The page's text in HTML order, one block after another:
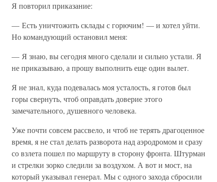
Я повторил приказание:
— Есть уничтожить склады с горючим! — и хотел уйти.
Но командующий остановил меня:
— Я знаю, вы сегодня много сделали и сильно устали. Я
не приказываю, а прошу выполнить еще один вылет.
Я не знал, куда подевалась моя усталость, я готов был
горы свернуть, чтоб оправдать доверие этого
замечательного, душевного человека.
Уже почти совсем рассвело, и чтоб не терять драгоценное
время, я не стал делать разворота над аэродромом и сразу
со взлета пошел по маршруту в сторону фронта. Штурман
и стрелки зорко следили за воздухом. А вот и мост, на
который указывал генерал. Мы с одного захода сбросили